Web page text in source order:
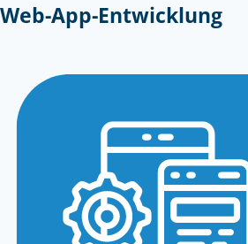
Web-App-Entwicklung